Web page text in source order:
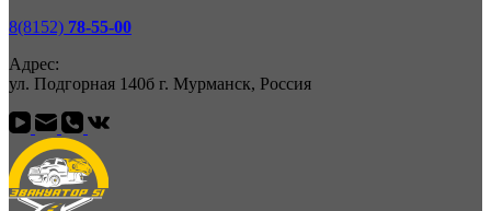
8(8152) 78-55-00
Адрес:
ул. Подгорная 140б г. Мурманск, Россия